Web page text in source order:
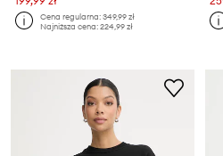
Cena regularna:349,99 zł
Najniższa cena:224,99 zł